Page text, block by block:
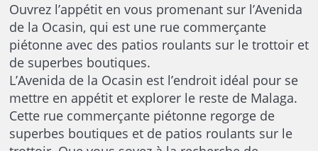
Ouvrez l’appétit en vous promenant sur l’Avenida
de la Ocasin, qui est une rue commerçante
piétonne avec des patios roulants sur le trottoir et
de superbes boutiques.
L’Avenida de la Ocasin est l’endroit idéal pour se
mettre en appétit et explorer le reste de Malaga.
Cette rue commerçante piétonne regorge de
superbes boutiques et de patios roulants sur le